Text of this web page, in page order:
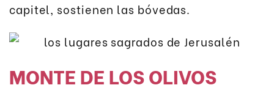
capitel, sostienen las bóvedas.
MONTE DE LOS OLIVOS